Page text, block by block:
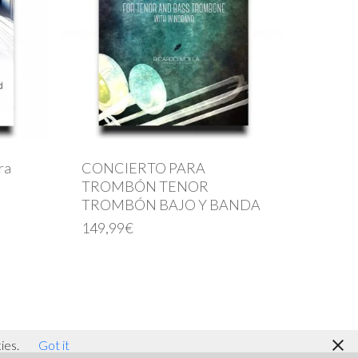
el
CONCIERTO PARA
TROMBÓN TENOR
TROMBÓN BAJO Y BANDA
149,99€
Got it